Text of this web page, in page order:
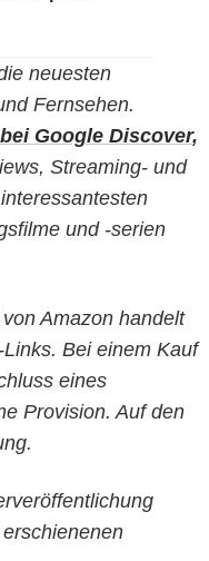
neuesten
Fernsehen.
Google Discover,
Streaming- und
und -serien
Amazon handelt
Bei einem Kauf
eines
Provision. Auf den